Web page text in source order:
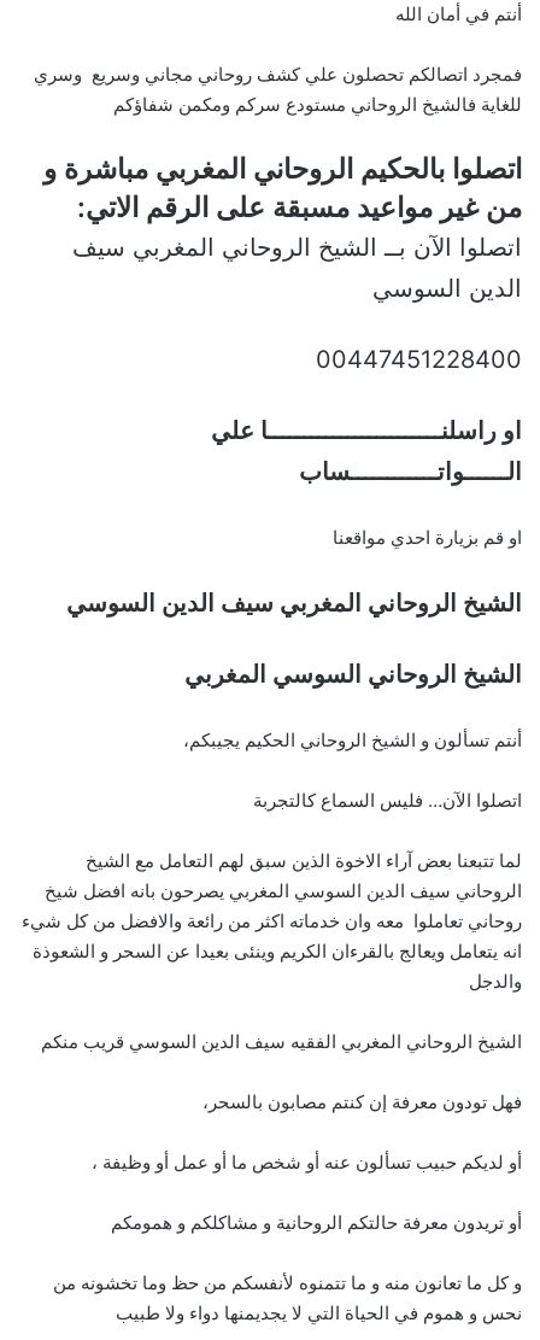
أنتم في أمان الله
فمجرد اتصالكم تحصلون علي كشف روحاني مجاني وسريع وسري
للغاية فالشيخ الروحاني مستودع سركم ومكمن شفاؤكم
اتصلوا بالحكيم الروحاني المغربي مباشرة و
من غير مواعيد مسبقة على الرقم الاتي:
اتصلوا الآن بــ الشيخ الروحاني المغربي سيف
الدين السوسي
00447451228400
او راسلنــــــــــــــــــــــــا علي
الــــــواتــــــــــــساب
او قم بزيارة احدي مواقعنا
الشيخ الروحاني المغربي سيف الدين السوسي
الشيخ الروحاني السوسي المغربي
أنتم تسألون و الشيخ الروحاني الحكيم يجيبكم،
اتصلوا الآن… فليس السماع كالتجربة
لما تتبعنا بعض آراء الاخوة الذين سبق لهم التعامل مع الشيخ
الروحاني سيف الدين السوسي المغربي يصرحون بانه افضل شيخ
روحاني تعاملوا معه وان خدماته اكثر من رائعة والافضل من كل شيء
انه يتعامل ويعالج بالقرءان الكريم وينئى بعيدا عن السحر و الشعوذة
والدجل
الشيخ الروحاني المغربي الفقيه سيف الدين السوسي قريب منكم
فهل تودون معرفة إن كنتم مصابون بالسحر،
أو لديكم حبيب تسألون عنه أو شخص ما أو عمل أو وظيفة ،
أو تريدون معرفة حالتكم الروحانية و مشاكلكم و همومكم
و كل ما تعانون منه و ما تتمنوه لأنفسكم من حظ وما تخشونه من
نحس و هموم في الحياة التي لا يجديمنها دواء ولا طبيب